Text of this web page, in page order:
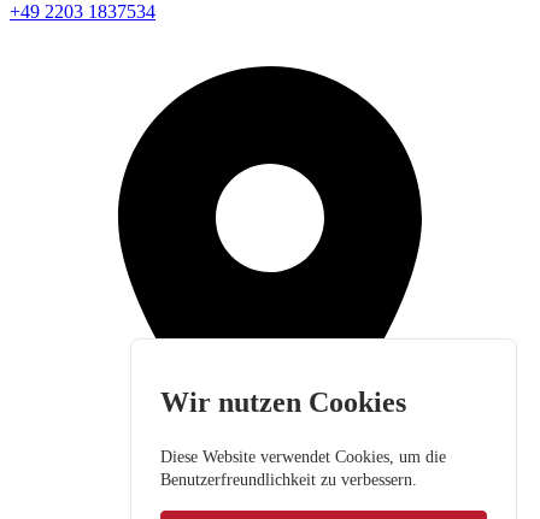
+49 2203 1837534
Wir nutzen Cookies
Diese Website verwendet Cookies, um die
Benutzerfreundlichkeit zu verbessern.